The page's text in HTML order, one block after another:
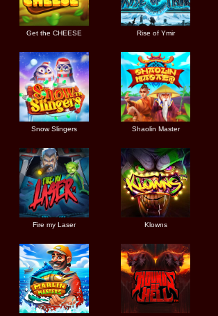
Get the CHEESE Rise of Ymir
Snow Slingers Shaolin Master
Fire my Laser Klowns